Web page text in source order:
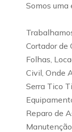
Somos uma
Cortador de
Folhas,
Civil, Onde
Serra Tico
Reparo de